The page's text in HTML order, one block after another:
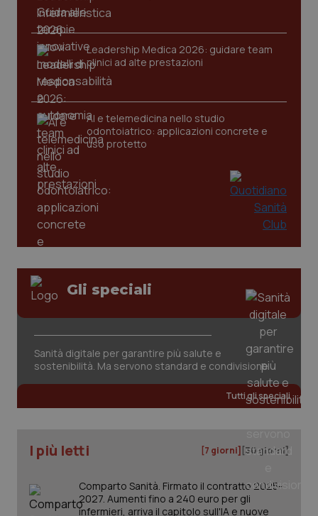
Leadership Medica 2026: guidare team
clinici ad alte prestazioni
AI e telemedicina nello studio
odontoiatrico: applicazioni concrete e
uso protetto
Gli speciali
Sanità digitale per garantire più salute e
sostenibilità. Ma servono standard e condivisione
Tutti gli speciali
I più letti [7 giorni] [30 giorni]
Comparto Sanità. Firmato il contratto 2025-
2027. Aumenti fino a 240 euro per gli
infermieri, arriva il capitolo sull'IA e nuove
tracking-sites-ironfish-
tracking-sites-ironfish-
www.quotidianosanita.it
2
.quotidianosanita.it
1